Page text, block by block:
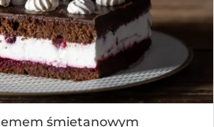
śmietanowym